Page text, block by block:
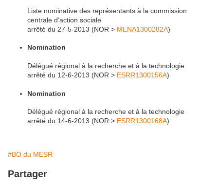
Liste nominative des représentants à la commission
centrale d’action sociale
arrêté du 27-5-2013 (NOR > MENA1300282A)
Nomination
Délégué régional à la recherche et à la technologie
arrêté du 12-6-2013 (NOR > ESRR1300156A)
Nomination
Délégué régional à la recherche et à la technologie
arrêté du 14-6-2013 (NOR > ESRR1300168A)
#BO du MESR
Partager